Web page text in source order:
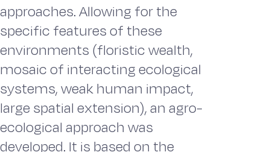
approaches. Allowing for the
specific features of these
environments (floristic wealth,
mosaic of interacting ecological
systems, weak human impact,
large spatial extension), an agro-
ecological approach was
developed. It is based on the